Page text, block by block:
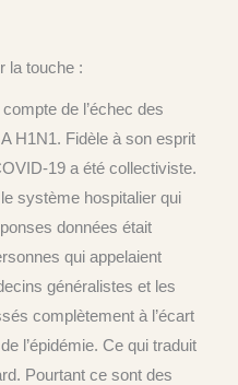
la touche :
de l’échec des
H1N1. Fidèle à son esprit
19 a été collectiviste.
système hospitalier qui
données était
qui appelaient
généralistes et les
complètement à l’écart
l’épidémie. Ce qui traduit
Pourtant ce sont des